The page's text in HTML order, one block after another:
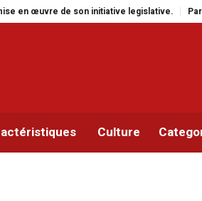
legislative. Parlement panafricain :
Culture